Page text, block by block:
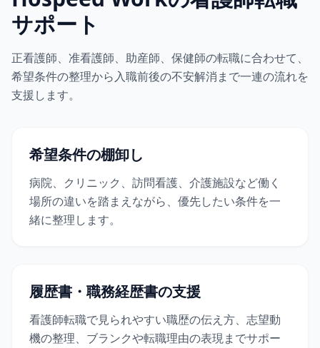
サポート
正看護師、准看護師、助産師、保健師の転職に合わせて、
希望条件の整理から入職前後の不安解消まで一連の流れを
支援します。
希望条件の棚卸し
病院、クリニック、訪問看護、介護施設など働く
場所の違いを踏まえながら、優先したい条件を一
緒に整理します。
履歴書・職務経歴書の支援
看護師転職で見られやすい職歴の伝え方、志望動
機の整理、ブランクや転職理由の表現までサポー